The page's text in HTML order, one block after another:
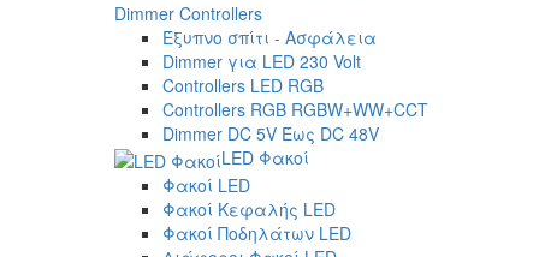
Dimmer Controllers
Έξυπνο σπίτι - Ασφάλεια
Dimmer για LED 230 Volt
Controllers LED RGB
Controllers RGB RGBW+WW+CCT
Dimmer DC 5V Έως DC 48V
LED Φακοί
Φακοί LED
Φακοί Κεφαλής LED
Φακοί Ποδηλάτων LED